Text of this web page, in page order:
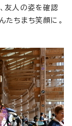
友人の姿を確認
たちまち笑顔に。